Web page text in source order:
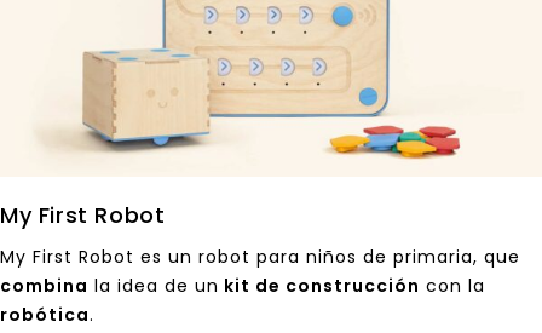
My First Robot
My First Robot es un robot para niños de primaria, que
combina la idea de un kit de construcción con la
robótica.